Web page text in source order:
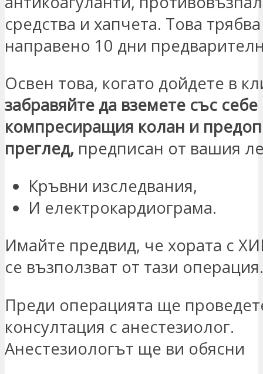
средства и хапчета. Това
направено 10 дни
Освен това, когато дойдете в
забравяйте да вземете със себе
компресиращия колан и
преглед, предписан от вашия
Кръвни изследвания,
И електрокардиограма.
Имайте предвид, че хората с
се възползват от тази операция.
Преди операцията ще
консултация с анестезиолог.
Анестезиологът ще ви обясни